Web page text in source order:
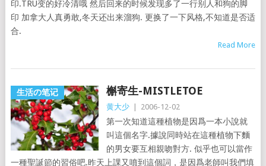
印.TRU变的好冷清哦 然后回来的时候发现多了一行别人和狗的脚
印 加拿大人真勇敢,冬天还出来溜狗. 更换了一下风格,不知道是否适
合.
Read More
生活の笔记 槲寄生-MISTLETOE
黄大少 2006-12-02
第一次知道這種植物是因爲一本小說就
叫這個名字.據說同時站在這種植物下麵
的男女要互相親吻對方. 似乎也可以當作
一種聖誕節的習俗吧.昨天上課又噴到這個詞，是因爲老師叫我們填